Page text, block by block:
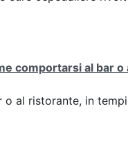
comportarsi al bar o
o al ristorante, in